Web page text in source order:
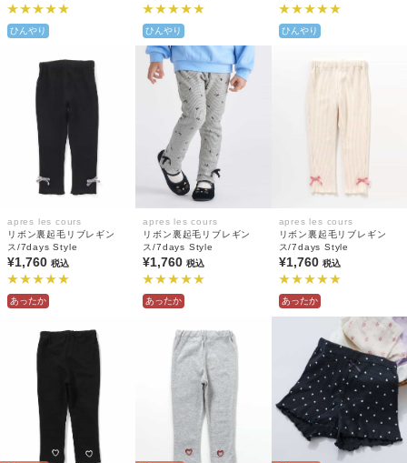
ひんやり ひんやり ひんやり
apres les cours
リボン裏起毛リブレギン
ス/7days Style
¥1,760 税込
あったか
apres les cours
リボン裏起毛リブレギン
ス/7days Style
¥1,760税込
あったか
apres les cours
リボン裏起毛リブレギン
ス/7days Style
¥1,760 税込
あったか